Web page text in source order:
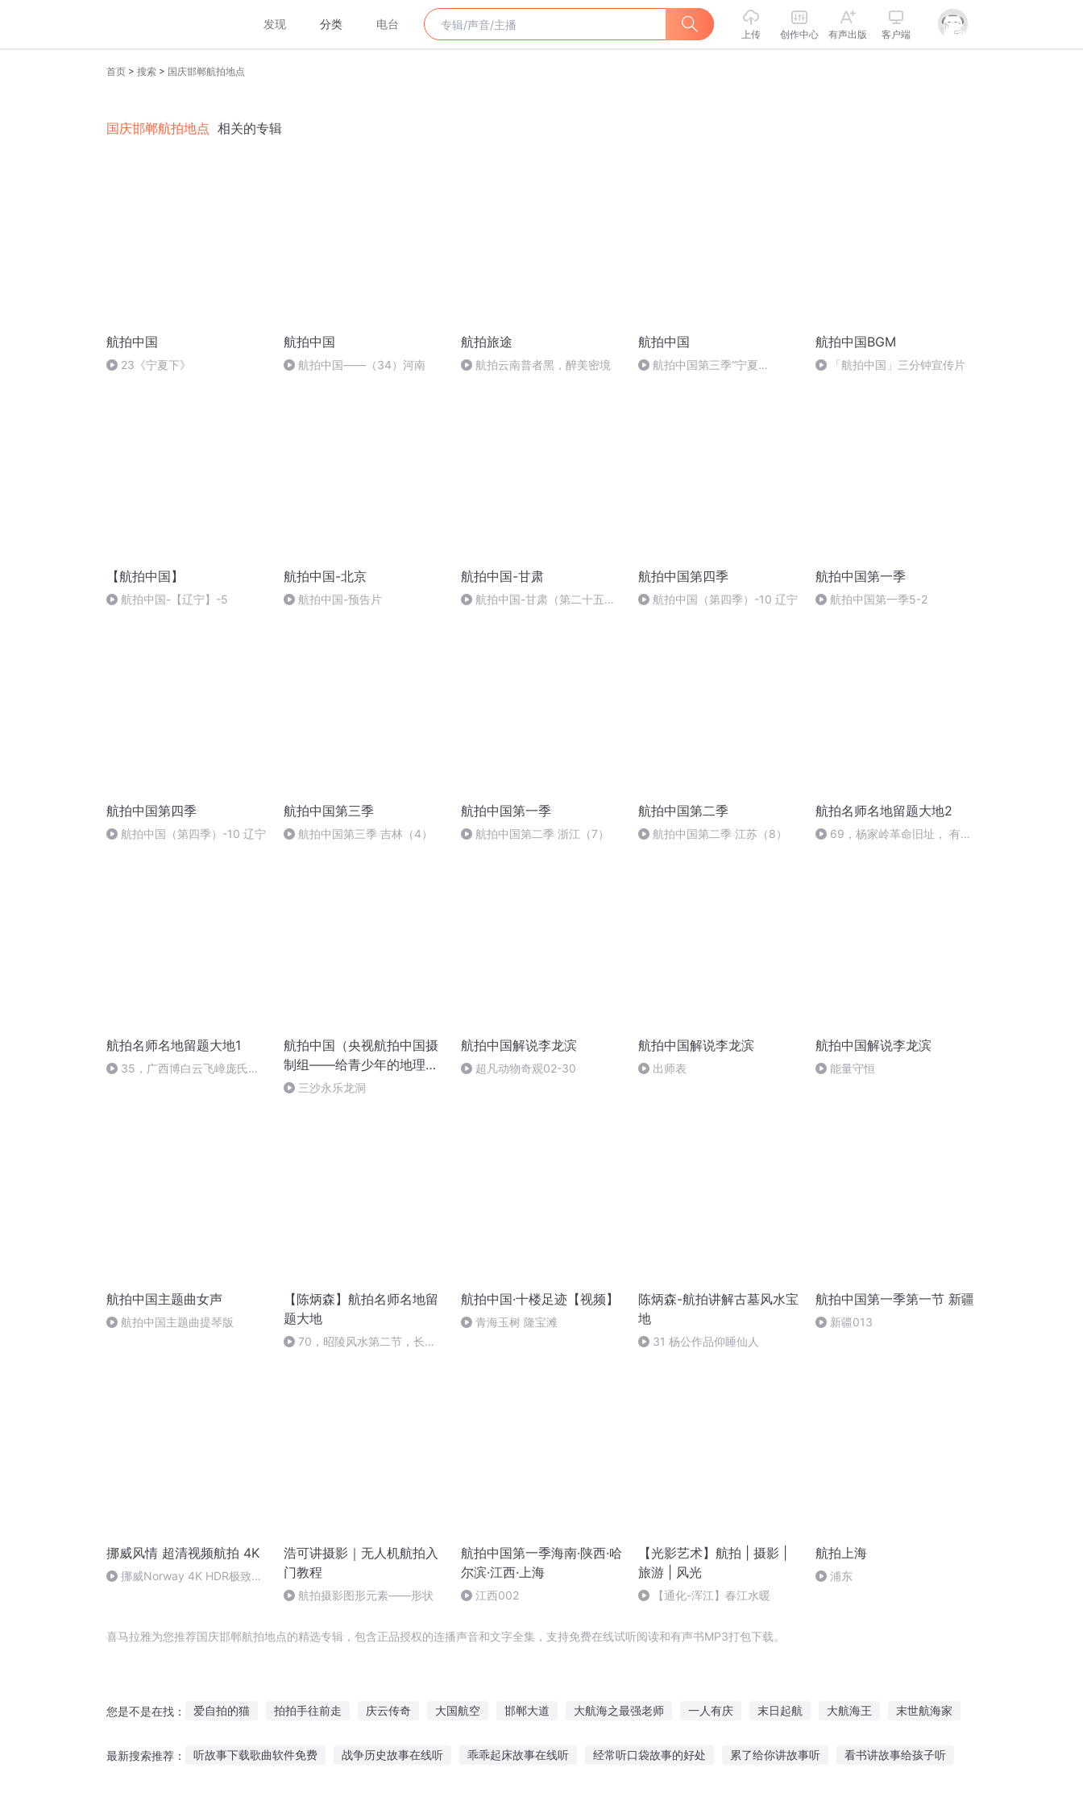
发现 分类 电台
上传 创作中心 有声出版 客户端
首页 > 搜索 > 国庆邯郸航拍地点
国庆邯郸航拍地点 相关的专辑
航拍中国
23《宁夏下》
航拍中国
航拍中国——（34）河南
航拍旅途
航拍云南普者黑，醉美密境
航拍中国
航拍中国第三季“宁夏
航拍中国BGM
「航拍中国」三分钟宣传片
【航拍中国】
航拍中国-【辽宁】-5
航拍中国-北京
航拍中国-预告片
航拍中国-甘肃
航拍中国-甘肃（第二十五
航拍中国第四季
航拍中国（第四季）-10 辽宁
航拍中国第一季
航拍中国第一季5-2
航拍中国第四季
航拍中国（第四季）-10 辽宁
航拍中国第三季
航拍中国第三季 吉林（4）
航拍中国第一季
航拍中国第二季 浙江（7）
航拍中国第二季
航拍中国第二季 江苏（8）
航拍名师名地留题大地2
69，杨家岭革命旧址， 有典
航拍名师名地留题大地1
35，广西博白云飞嶂庞氏祖
航拍中国（央视航拍中国摄
制组——给青少年的地理
书）三沙永乐龙洞
航拍中国解说李龙滨
超凡动物奇观02-30
航拍中国解说李龙滨
出师表
航拍中国解说李龙滨
能量守恒
航拍中国主题曲女声
航拍中国主题曲提琴版
【陈炳森】航拍名师名地留
题大地
70，昭陵风水第二节，长乐
航拍中国·十楼足迹【视频】
青海玉树 隆宝滩
陈炳森-航拍讲解古墓风水宝
地
31 杨公作品仰睡仙人
航拍中国第一季第一节 新疆
新疆013
挪威风情 超清视频航拍 4K
挪威Norway 4K HDR极致风
浩可讲摄影｜无人机航拍入
门教程
航拍摄影图形元素——形状
航拍中国第一季海南·陕西·哈
尔滨·江西·上海
江西002
【光影艺术】航拍 | 摄影 |
旅游 | 风光
【通化-浑江】春江水暖
航拍上海
浦东
喜马拉雅为您推荐国庆邯郸航拍地点的精选专辑，包含正品授权的连播声音和文字全集，支持免费在线试听阅读和有声书MP3打包下载。
您是不是在找： 爱自拍的猫 拍拍手往前走 庆云传奇 大国航空 邯郸大道 大航海之最强老师 一人有庆 末日起航 大航海王 末世航海家
最新搜索推荐： 听故事下载歌曲软件免费 战争历史故事在线听 乖乖起床故事在线听 经常听口袋故事的好处 累了给你讲故事听 看书讲故事给孩子听